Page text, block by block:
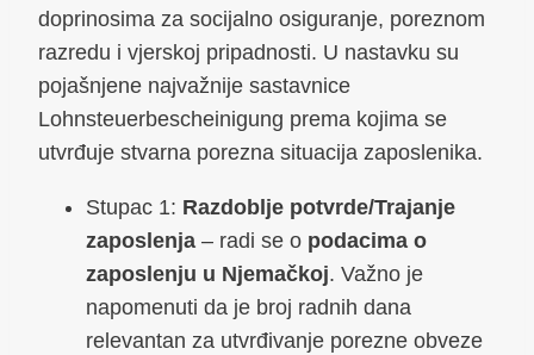
doprinosima za socijalno osiguranje, poreznom
razredu i vjerskoj pripadnosti. U nastavku su
pojašnjene najvažnije sastavnice
Lohnsteuerbescheinigung prema kojima se
utvrđuje stvarna porezna situacija zaposlenika.
Stupac 1: Razdoblje potvrde/Trajanje
zaposlenja – radi se o podacima o
zaposlenju u Njemačkoj. Važno je
napomenuti da je broj radnih dana
relevantan za utvrđivanje porezne obveze